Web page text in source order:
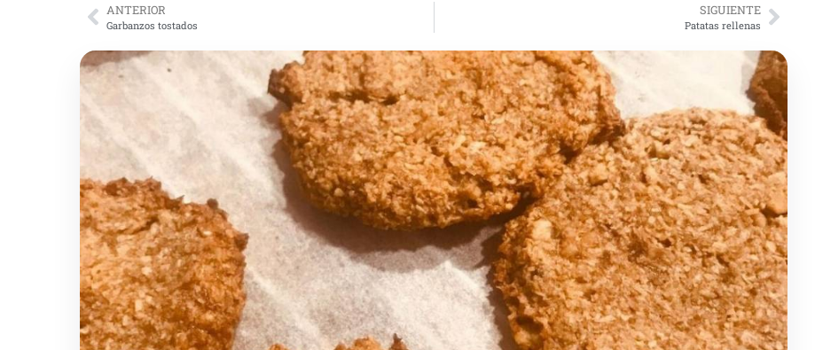
ANTERIOR
Garbanzos tostados
SIGUIENTE
Patatas rellenas